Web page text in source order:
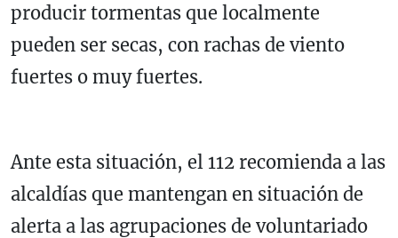
producir tormentas que localmente
pueden ser secas, con rachas de viento
fuertes o muy fuertes.
Ante esta situación, el 112 recomienda a las
alcaldías que mantengan en situación de
alerta a las agrupaciones de voluntariado